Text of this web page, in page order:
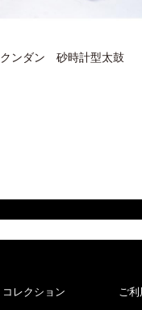
クンダン 砂時計型太鼓
コレクション ご利